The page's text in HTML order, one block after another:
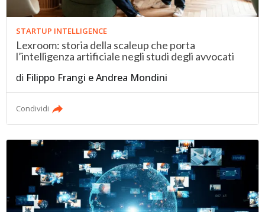
STARTUP INTELLIGENCE
Lexroom: storia della scaleup che porta
l’intelligenza artificiale negli studi degli avvocati
di Filippo Frangi eAndrea Mondini
Condividi